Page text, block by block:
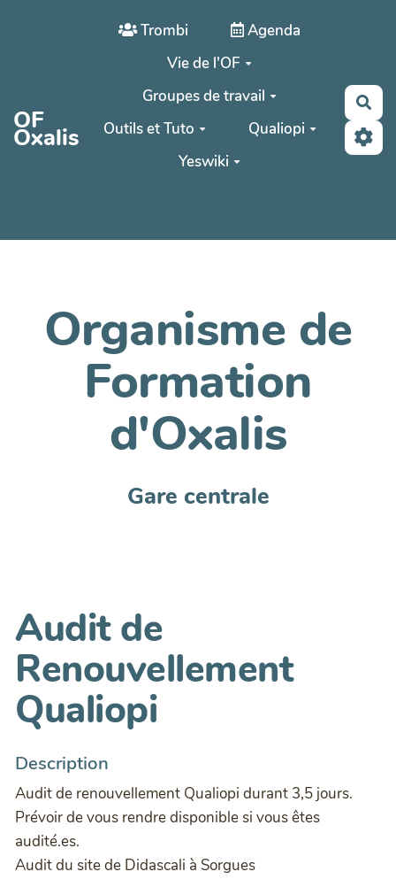
Aller au contenu principal
OF
Oxalis
Trombi
Agenda
Vie de l'OF
Groupes de travail
Outils et Tuto
Qualiopi
Yeswiki
Organisme de
Formation
d'Oxalis
Gare centrale
Audit de
Renouvellement
Qualiopi
Description
Audit de renouvellement Qualiopi durant 3,5 jours.
Prévoir de vous rendre disponible si vous êtes
audité.es.
Audit du site de Didascali à Sorgues